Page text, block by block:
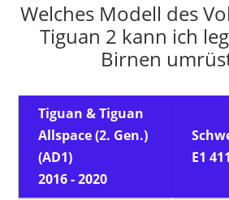
Welches Modell des
Tiguan 2 kann ich
Birnen
Tiguan & Tiguan
Allspace (2. Gen.)
(AD1)
2016 - 2020
E1